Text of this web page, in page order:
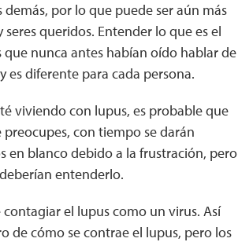
por lo que puede ser aún más
queridos. Entender lo que es el
que nunca antes habían oído hablar de
es diferente para cada persona.
viviendo con lupus, es probable que
con tiempo se darán
en blanco debido a la frustración, pero
entenderlo.
contagiar el lupus como un virus. Así
de cómo se contrae el lupus, pero los